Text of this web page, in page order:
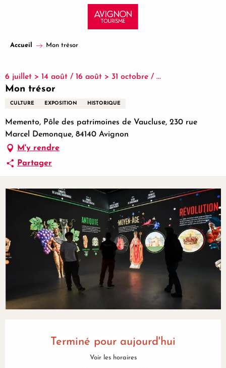
principal
Accueil Mon trésor
6 juillet > 14 août / 16 août > 31 octobre / ...
Mon trésor
CULTURE EXPOSITION HISTORIQUE
Memento, Pôle des patrimoines de Vaucluse, 230 rue
Marcel Demonque, 84140 Avignon
M'y rendre
Partager
Terminé pour aujourd'hui
Voir les horaires